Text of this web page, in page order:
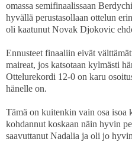
omassa semifinaalissaan
hyvällä perustasollaan ottelun
oli kaatunut Novak Djokovic
Ennusteet finaaliin eivät
maireat, jos katsotaan kylmästi
Ottelurekordi 12-0 on karu
hänelle on.
Tämä on kuitenkin vain osa isoa
kohdannut koskaan näin hyvin
saavuttanut Nadalia ja oli jo